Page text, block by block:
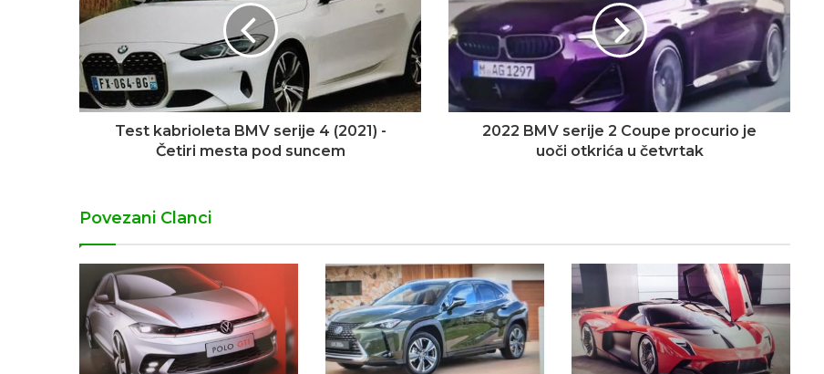
Test kabrioleta BMV serije 4 (2021) -
Četiri mesta pod suncem
2022 BMV serije 2 Coupe procurio je
uoči otkrića u četvrtak
Povezani Clanci